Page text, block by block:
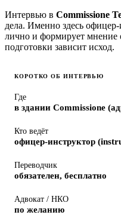
Интервью в Commissione
дела. Именно здесь
лично и формирует мнение
подготовки зависит исход.
КОРОТКО ОБ ИНТЕРВЬЮ
Где
в здании Commissione
Кто ведёт
офицер-инструктор
Переводчик
обязателен, бесплатно
Адвокат / НКО
по желанию